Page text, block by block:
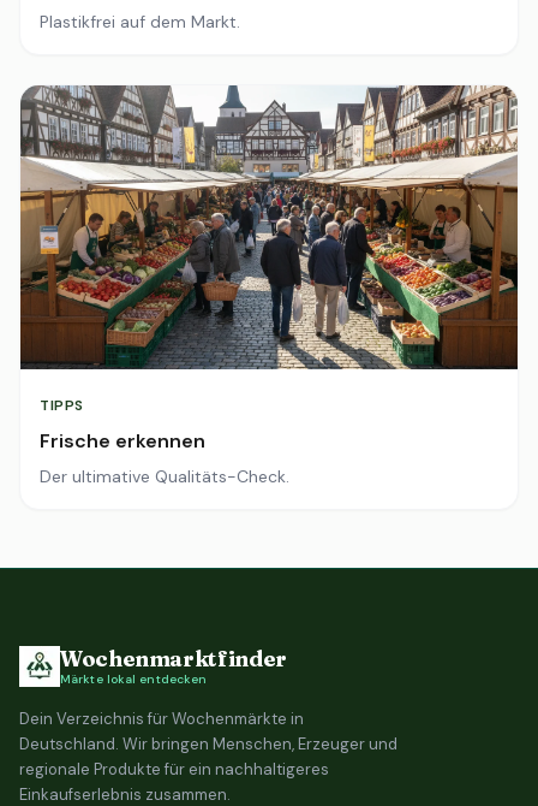
Plastikfrei auf dem Markt.
TIPPS
Frische erkennen
Der ultimative Qualitäts-Check.
Wochenmarktfinder
Märkte lokal entdecken
Dein Verzeichnis für Wochenmärkte in
Deutschland. Wir bringen Menschen, Erzeuger und
regionale Produkte für ein nachhaltigeres
Einkaufserlebnis zusammen.